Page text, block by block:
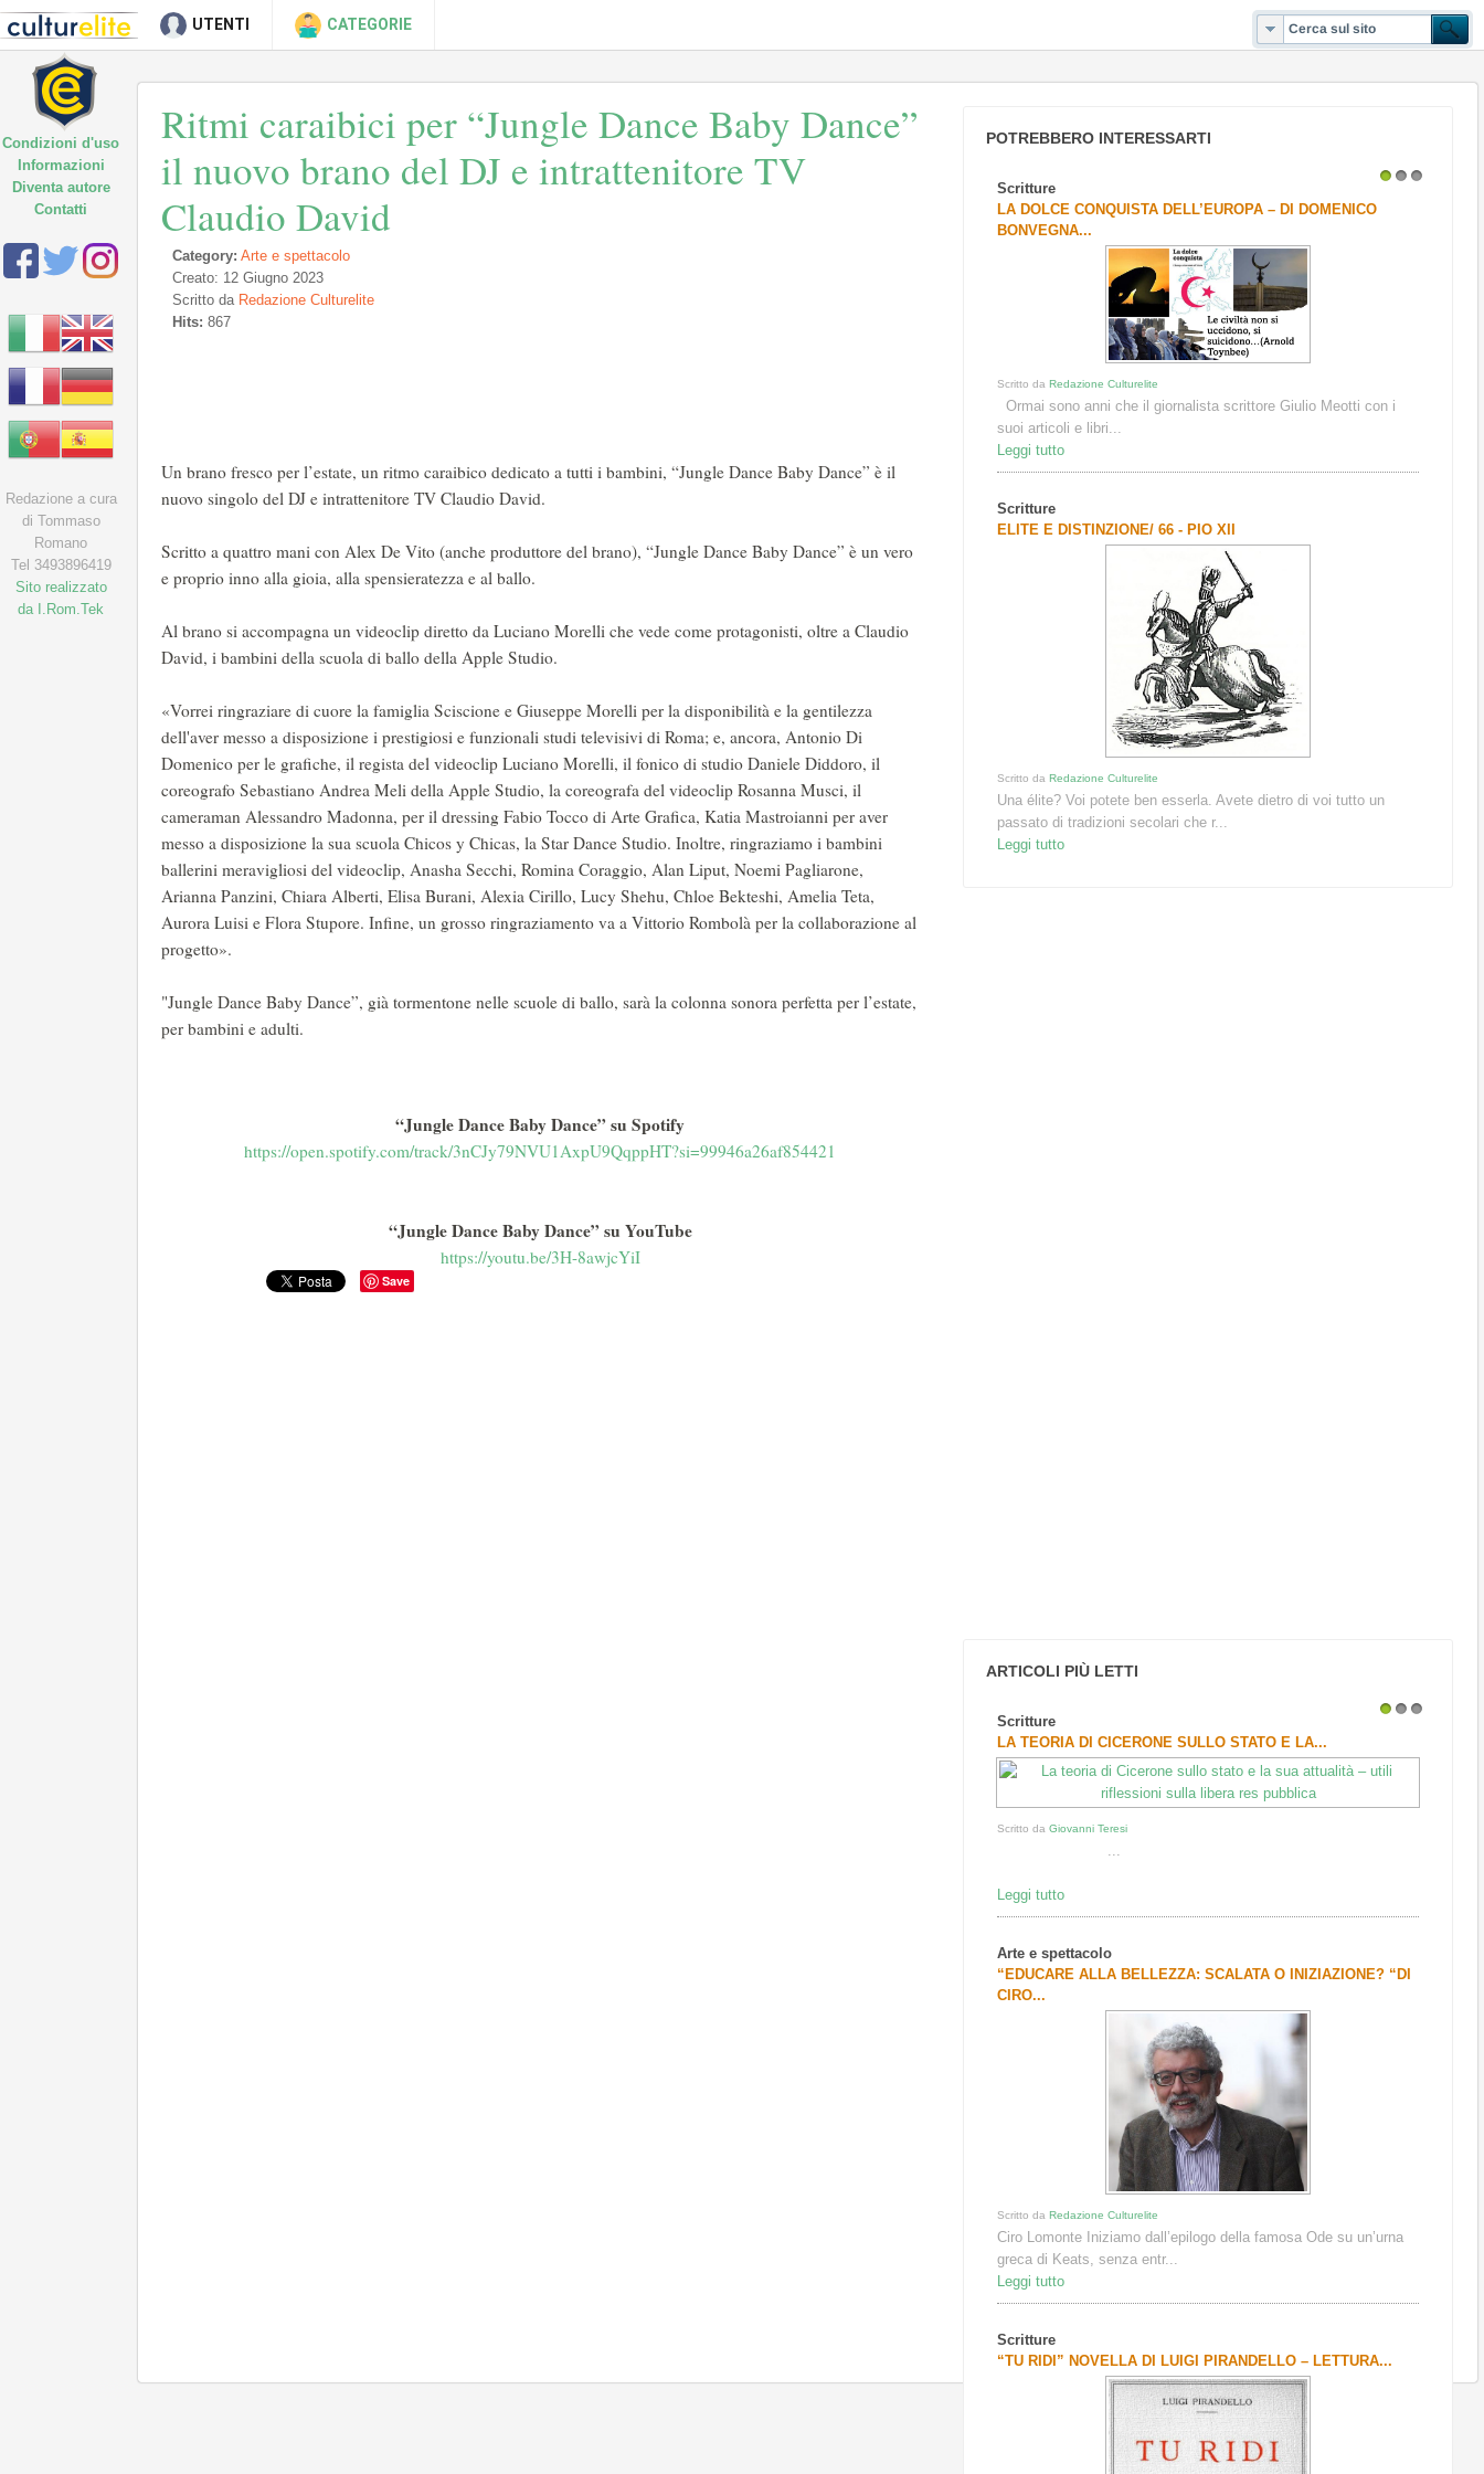
UTENTI CATEGORIE
Ritmi caraibici per “Jungle Dance Baby Dance”
il nuovo brano del DJ e intrattenitore TV
Claudio David
Category: Arte e spettacolo
Creato: 12 Giugno 2023
Scritto da Redazione Culturelite
Hits: 867
Un brano fresco per l’estate, un ritmo caraibico dedicato a tutti i bambini, “Jungle Dance Baby Dance” è il
nuovo singolo del DJ e intrattenitore TV Claudio David.
Scritto a quattro mani con Alex De Vito (anche produttore del brano), “Jungle Dance Baby Dance” è un vero
e proprio inno alla gioia, alla spensieratezza e al ballo.
Al brano si accompagna un videoclip diretto da Luciano Morelli che vede come protagonisti, oltre a Claudio
David, i bambini della scuola di ballo della Apple Studio.
«Vorrei ringraziare di cuore la famiglia Sciscione e Giuseppe Morelli per la disponibilità e la gentilezza
dell'aver messo a disposizione i prestigiosi e funzionali studi televisivi di Roma; e, ancora, Antonio Di
Domenico per le grafiche, il regista del videoclip Luciano Morelli, il fonico di studio Daniele Diddoro, il
coreografo Sebastiano Andrea Meli della Apple Studio, la coreografa del videoclip Rosanna Musci, il
cameraman Alessandro Madonna, per il dressing Fabio Tocco di Arte Grafica, Katia Mastroianni per aver
messo a disposizione la sua scuola Chicos y Chicas, la Star Dance Studio. Inoltre, ringraziamo i bambini
ballerini meravigliosi del videoclip, Anasha Secchi, Romina Coraggio, Alan Liput, Noemi Pagliarone,
Arianna Panzini, Chiara Alberti, Elisa Burani, Alexia Cirillo, Lucy Shehu, Chloe Bekteshi, Amelia Teta,
Aurora Luisi e Flora Stupore. Infine, un grosso ringraziamento va a Vittorio Rombolà per la collaborazione al
progetto».
"Jungle Dance Baby Dance”, già tormentone nelle scuole di ballo, sarà la colonna sonora perfetta per l’estate,
per bambini e adulti.
“Jungle Dance Baby Dance” su Spotify
https://open.spotify.com/track/3nCJy79NVU1AxpU9QqppHT?si=99946a26af854421
“Jungle Dance Baby Dance” su YouTube
https://youtu.be/3H-8awjcYiI
Save
POTREBBERO INTERESSARTI
Scritture
LA DOLCE CONQUISTA DELL’EUROPA – DI DOMENICO
BONVEGNA...
Scritto daRedazione Culturelite
Ormai sono anni che il giornalista scrittore Giulio Meotti con i
suoi articoli e libri...
Leggi tutto
Scritture
ELITE E DISTINZIONE/ 66 - PIO XII
Scritto daRedazione Culturelite
Una élite? Voi potete ben esserla. Avete dietro di voi tutto un
passato di tradizioni secolari che r...
Leggi tutto
ARTICOLI PIÙ LETTI
Scritture
LA TEORIA DI CICERONE SULLO STATO E LA...
Scritto daGiovanni Teresi
...
Leggi tutto
Arte e spettacolo
“EDUCARE ALLA BELLEZZA: SCALATA O INIZIAZIONE? “DI
CIRO...
Scritto daRedazione Culturelite
Ciro Lomonte Iniziamo dall’epilogo della famosa Ode su un’urna
greca di Keats, senza entr...
Leggi tutto
Scritture
“TU RIDI” NOVELLA DI LUIGI PIRANDELLO – LETTURA...
Condizioni d'uso
Informazioni
Diventa autore
Contatti
Redazione a cura
di Tommaso
Romano
Tel 3493896419
Sito realizzato
da I.Rom.Tek